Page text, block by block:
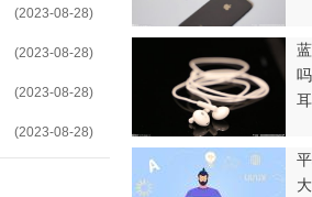
(2023-08-28)
(2023-08-28)
(2023-08-28)
(2023-08-28)